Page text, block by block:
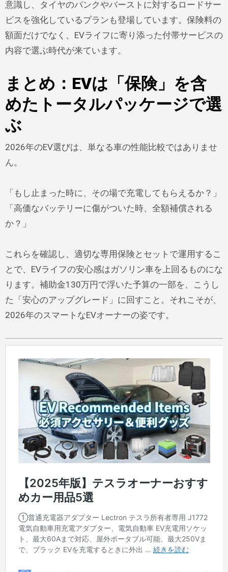
意識し、タイヤのパンクやバーストに対するロードサー
ビスを強化しているプランも登場しています。保険料の
額面だけでなく、EVライフに寄り添った付帯サービスの
内容で選ぶ時代が来ています。
まとめ：EVは「保険」を含
めたトータルパッケージで選
ぶ
2026年のEV選びは、単なる車の性能比較ではありませ
ん。
「もし止まった時に、その場で充電してもらえるか？」
「高価なバッテリーに傷がついた時、全額補償される
か？」
これらを確認し、適切な専用保険とセットで運用するこ
とで、EVライフの安心感はガソリン車を上回るものにな
ります。補助金130万円で浮いた予算の一部を、こうし
た「安心のアップグレード」に回すこと。それこそが、
2026年のスマートなEVオーナーの姿です。